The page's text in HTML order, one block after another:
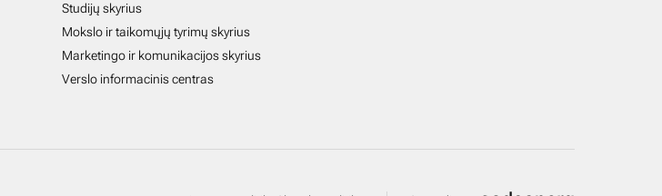
Studijų skyrius
Mokslo ir taikomųjų tyrimų skyrius
Marketingo ir komunikacijos skyrius
Verslo informacinis centras